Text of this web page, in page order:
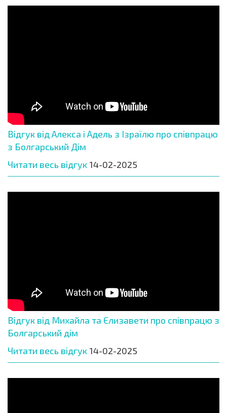
Відгук від Алекса і Адель з Ізраїлю про співпрацю
з Болгарський Дім
Читати весь відгук 14-02-2025
Відгук від Михайла та Єлизавети про співпрацю з
Болгарський дім
Читати весь відгук 14-02-2025